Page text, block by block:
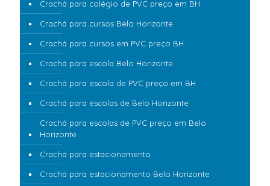
Crachá para colégio de PVC preço em BH
Crachá para cursos Belo Horizonte
Crachá para cursos em PVC preço BH
Crachá para escola Belo Horizonte
Crachá para escola de PVC preço em BH
Crachá para escolas de Belo Horizonte
Crachá para escolas de PVC preço em Belo
Horizonte
Crachá para estacionamento
Crachá para estacionamento Belo Horizonte